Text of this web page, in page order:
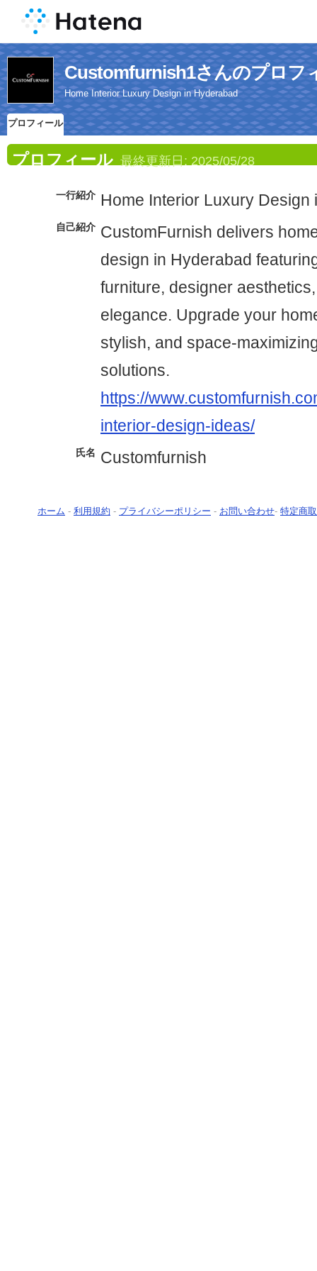
Customfurnish1さんのプロフ
Home Interior Luxury Design in Hyderabad
プロフィール
プロフィール 最終更新日: 2025/05/28
一行紹介 Home Interior Luxury Design
自己紹介 CustomFurnish delivers
design in Hyderabad
furniture, designer
elegance. Upgrade your
stylish, and space-
solutions.
https://
interior-design-ideas/
氏名 Customfurnish
ホーム - 利用規約 - プライバシーポリシー - お問い合わせ- 特定商